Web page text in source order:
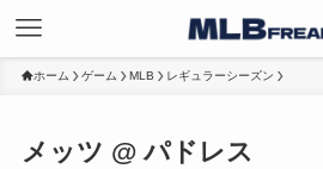
ホーム ゲーム MLB レギュラーシーズン
メッツ @ パドレス